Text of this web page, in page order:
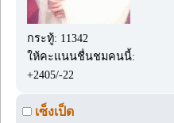
กระทู้: 11342
ให้คะแนนชื่นชมคนนี้:
+2405/-22
เซ็งเป็ด